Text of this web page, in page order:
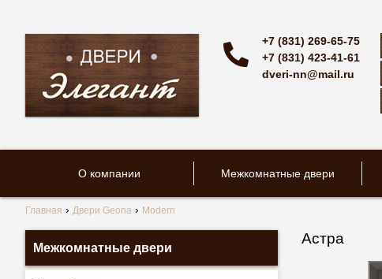
+7 (831) 269-65-75
+7 (831) 423-41-61
dveri-nn@mail.ru
О компании Межкомнатные двери
Главная Двери Geona Modern
Межкомнатные двери
Астра